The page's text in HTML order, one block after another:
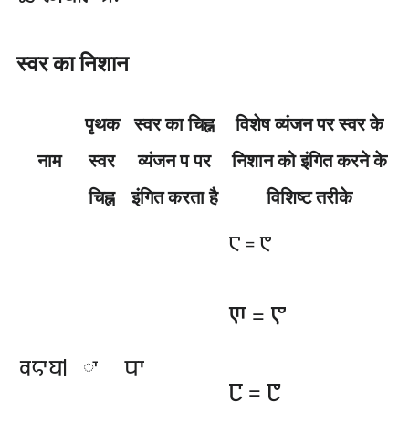
स्वर का निशान
नाम
पृथक
स्वर
चिह्न
स्वर का चिह्न
व्यंजन प पर
इंगित करता है
विशेष व्यंजन पर स्वर के
निशान को इंगित करने के
विशिष्ट तरीके
𑆮𑆲𑆳𑆪𑇀 𑆳 𑆥𑆳
𑆕 =𑆕𑆳
𑆘 = 𑆘𑆳
𑆛 = 𑆛𑆳